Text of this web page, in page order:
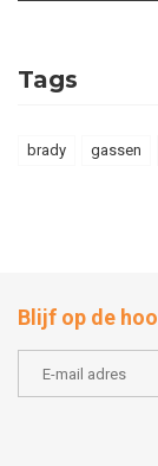
Tags
brady gassen
Blijf op de